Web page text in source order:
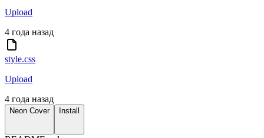
Upload
4 года назад
style.css
Upload
4 года назад
Neon Cover Install